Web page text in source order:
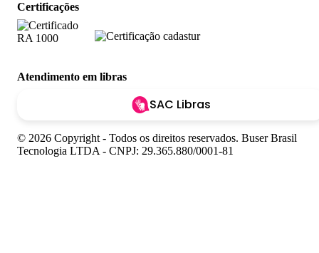
Certificações
Atendimento em libras
SAC Libras
© 2026 Copyright - Todos os direitos reservados. Buser Brasil
Tecnologia LTDA - CNPJ: 29.365.880/0001-81